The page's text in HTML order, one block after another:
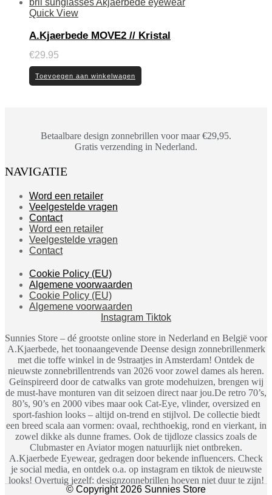
Quick View
A.Kjaerbede MOVE2 // Kristal
€29.95
Toevoegen aan winkelwagen
Betaalbare design zonnebrillen voor maar €29,95.
Gratis verzending in Nederland.
NAVIGATIE
Word een retailer
Veelgestelde vragen
Contact
Word een retailer
Veelgestelde vragen
Contact
Cookie Policy (EU)
Algemene voorwaarden
Cookie Policy (EU)
Algemene voorwaarden
Instagram Tiktok
Sunnies Store – dé grootste online store in Nederland en België voor
A.Kjaerbede, het toonaangevende Deense design zonnebrillenmerk
met die toffe winkel in de 9straatjes in Amsterdam! Ontdek de
nieuwste zonnebrillentrends van 2026 voor zowel dames als heren.
Geïnspireerd door de catwalks van grote modehuizen, brengen wij
de must-have monturen van dit seizoen direct naar jou.De retro 70’s,
80’s, 90’s en 2000 vibes maar ook Cat-Eye, vlinder, oversized en
sport-fashion looks – altijd on-trend en stijlvol. De collectie biedt
een breed scala aan vormen: ovaal, rechthoekig, rond en vierkant, in
zowel dikke als dunne frames. Ook de tijdloze classics zoals de
Clubmaster en Aviator mogen natuurlijk niet ontbreken.
A.Kjaerbede Eyewear, gedragen door bekende influencers. Check
je social media, en ontdek o.a. op instagram en tiktok de nieuwste
looks! Overtuig jezelf: designzonnebrillen hoeven niet duur te zijn!
© Copyright 2026 Sunnies Store